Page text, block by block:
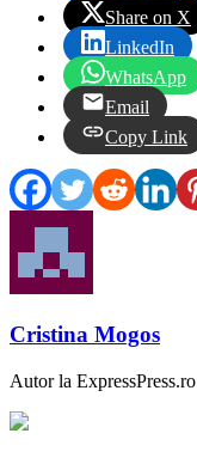
Share on X
LinkedIn
WhatsApp
Email
Copy Link
Cristina Mogos
Autor la ExpressPress.ro